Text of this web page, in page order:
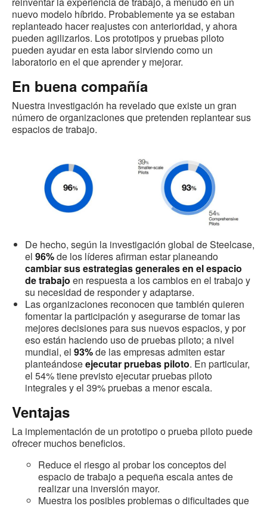
nuevo modelo híbrido. Probablemente ya se estaban
replanteado hacer reajustes con anterioridad, y ahora
pueden agilizarlos. Los prototipos y pruebas piloto
pueden ayudar en esta labor sirviendo como un
laboratorio en el que aprender y mejorar.
En buena compañía
Nuestra investigación ha revelado que existe un gran
número de organizaciones que pretenden replantear sus
espacios de trabajo.
De hecho, según la investigación global de Steelcase,
el 96%de los líderes afirman estar planeando
cambiar sus estrategias generales en el espacio
de trabajo en respuesta a los cambios en el trabajo y
su necesidad de responder y adaptarse.
Las organizaciones reconocen que también quieren
fomentar la participación y asegurarse de tomar las
mejores decisiones para sus nuevos espacios, y por
eso están haciendo uso de pruebas piloto; a nivel
mundial, el 93%de las empresas admiten estar
planteándoseejecutar pruebas piloto. En particular,
el 54% tiene previsto ejecutar pruebas piloto
integrales y el 39% pruebas a menor escala.
Ventajas
La implementación de un prototipo o prueba piloto puede
ofrecer muchos beneficios.
Reduce el riesgo al probar los conceptos del
espacio de trabajo a pequeña escala antes de
realizar una inversión mayor.
Muestra los posibles problemas o dificultades que